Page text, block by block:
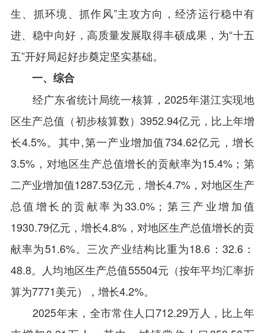
生、抓环境、抓作风”主攻方向，经济运行稳中有
进、稳中向好，高质量发展取得丰硕成果，为“十五
五”开好局起好步奠定坚实基础。
一、综合
经广东省统计局统一核算，2025年湛江实现地
区生产总值（初步核算数）3952.94亿元，比上年增
长4.5%。其中,第一产业增加值734.62亿元，增长
3.5%，对地区生产总值增长的贡献率为15.4%；第
二产业增加值1287.53亿元，增长4.7%，对地区生产
总值增长的贡献率为33.0%；第三产业增加值
1930.79亿元，增长4.8%，对地区生产总值增长的贡
献率为51.6%。三次产业结构比重为18.6：32.6：
48.8。人均地区生产总值55504元（按年平均汇率折
算为7771美元），增长4.2%。
2025年末，全市常住人口712.29万人，比上年